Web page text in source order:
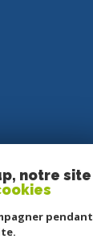
notre site
pendant